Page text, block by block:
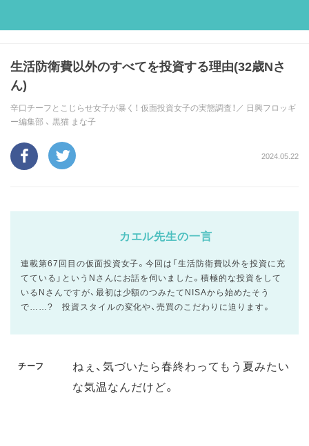
生活防衛費以外のすべてを投資する理由(32歳Nさ
ん)
辛口チーフとこじらせ女子が暴く！ 仮面投資女子の実態調査！／ 日興フロッギ
ー編集部 、 黒猫 まな子
2024.05.22
カエル先生の一言
連載第67回目の仮面投資女子。今回は「生活防衛費以外を投資に充
てている」というNさんにお話を伺いました。積極的な投資をして
いるNさんですが、最初は少額のつみたてNISAから始めたそう
で……? 投資スタイルの変化や、売買のこだわりに迫ります。
チーフ
ねぇ、気づいたら春終わってもう夏みたい
な気温なんだけど。